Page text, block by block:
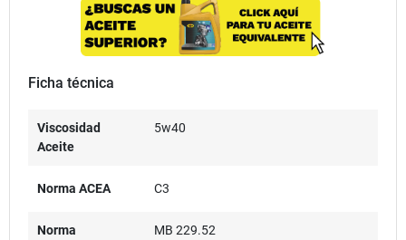
Ficha técnica
Viscosidad
Aceite
5w40
Norma ACEA C3
Norma
MB 229.52